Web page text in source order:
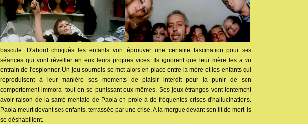
bascule. D'abord choqués les enfants vont éprouver une certaine fascination pour ses
séances qui vont réveiller en eux leurs propres vices. Ils ignorent que leur mère les a vu
entrain de l'espionner. Un jeu sournois se met alors en place entre la mère et les enfants qui
reproduisent à leur manière ses moments de plaisir interdit pour la punir de son
comportement immoral tout en se punissant eux mêmes. Ses jeux étranges vont lentement
avoir raison de la santé mentale de Paola en proie à de fréquentes crises d'hallucinations.
Paola meurt devant ses enfants, terrassée par une crise. A la morgue devant son lit de mort ils
se déshabillent.